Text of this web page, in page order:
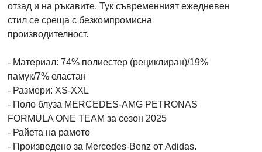
отзад и на ръкавите. Тук съвременният ежедневен
стил се среща с безкомпромисна
производителност.
- Материал: 74% полиестер (рециклиран)/19%
памук/7% еластан
- Размери: XS-XXL
- Поло блуза MERCEDES-AMG PETRONAS
FORMULA ONE TEAM за сезон 2025
- Райета на рамото
- Произведено за Mercedes-Benz от Adidas.